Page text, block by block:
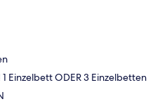
Einzelbett ODER 3 Einzelbetten